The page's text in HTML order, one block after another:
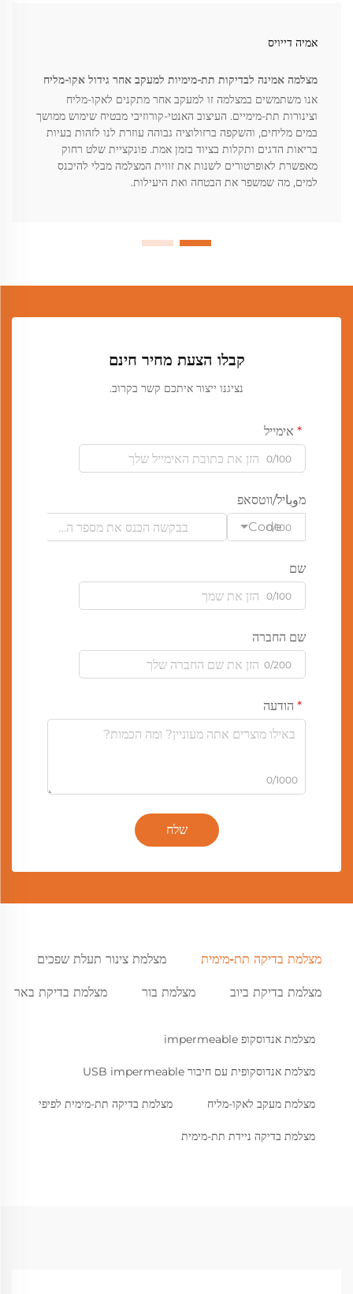
אמיה דייויס
מצלמה אמינה לבדיקות תת-מימיות למעקב אחר גידול אקו-מליח
אנו משתמשים במצלמה זו למעקב אחר מתקנים לאקו-מליח
וצינורות תת-מימיים. העיצוב האנטי-קורוזיבי מבטיח שימוש ממושך
במים מליחים, והשקפה ברזולוציה גבוהה עוזרת לנו לזהות בעיות
בריאות הדגים ותקלות בציוד בזמן אמת. פונקציית שלט רחוק
מאפשרת לאופרטורים לשנות את זווית המצלמה מבלי להיכנס
למים, מה שמשפר את הבטחה ואת היעילות.
קבלו הצעת מחיר חינם
נציגנו ייצור איתכם קשר בקרוב.
אימייל
0/100
מوباיל/ווטסאפ
Code
0/100
שם
0/100
שם החברה
0/200
הודעה
0/1000
שלח
מצלמת בדיקה תת-מימית מצלמת צינור תעלת שפכים
מצלמת בדיקת ביוב מצלמת בור מצלמת בדיקת באר
מצלמת אנדוסקופ impermeable
מצלמת אנדוסקופית עם חיבור USB impermeable
מצלמת מעקב לאקו-מליח מצלמת בדיקה תת-מימית לפיפי
מצלמת בדיקה ניידת תת-מימית